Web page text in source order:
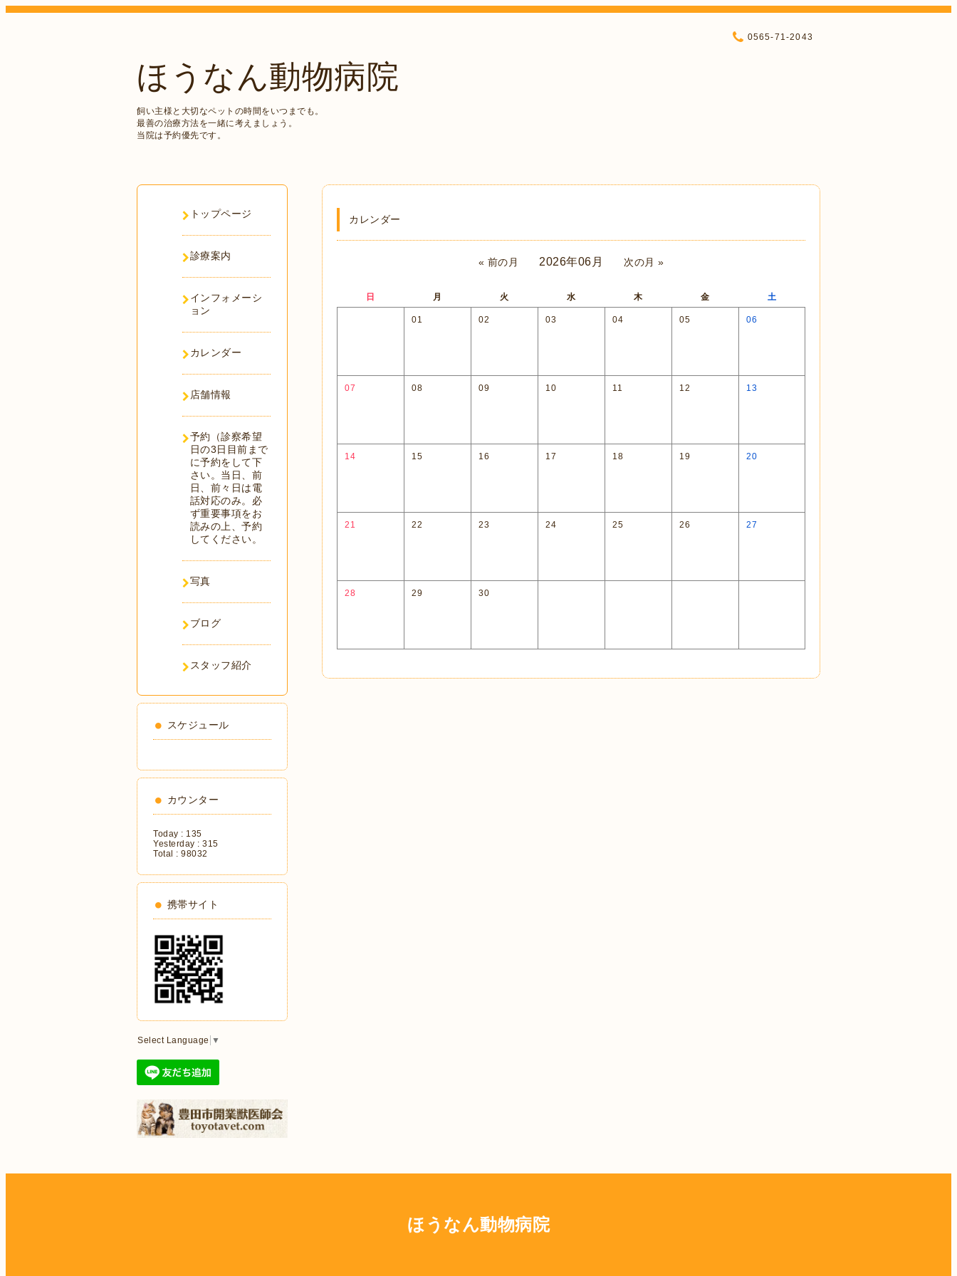
ほうなん動物病院
飼い主様と大切なペットの時間をいつまでも。
最善の治療方法を一緒に考えましょう。
当院は予約優先です。
0565-71-2043
カレンダー
« 前の月 2026年06月 次の月 »
日 月 火 水 木 金 土
01 02 03 04 05 06
07 08 09 10 11 12 13
14 15 16 17 18 19 20
21 22 23 24 25 26 27
28 29 30
トップページ
診療案内
インフォメーシ
ョン
カレンダー
店舗情報
予約（診察希望
日の3日目前まで
に予約をして下
さい。当日、前
日、前々日は電
話対応のみ。必
ず重要事項をお
読みの上、予約
してください。
写真
ブログ
スタッフ紹介
スケジュール
カウンター
Today : 135
Yesterday : 315
Total : 98032
携帯サイト
Select Language ▼
ほうなん動物病院